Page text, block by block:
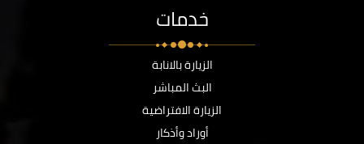
خدمات
الزيارة بالانابة
البث المباشر
الزيارة الافتراضية
أوراد وأذكار